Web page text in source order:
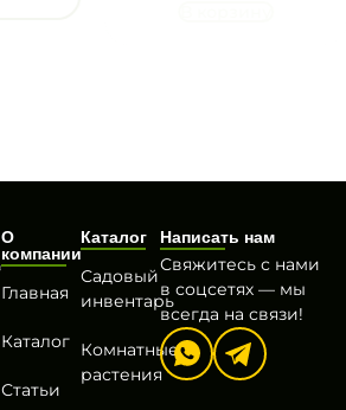
О
компании
Главная
Каталог
Статьи
Каталог
Садовый
инвентарь
Комнатные
растения
Написать нам
Свяжитесь с нами
в соцсетях — мы
всегда на связи!